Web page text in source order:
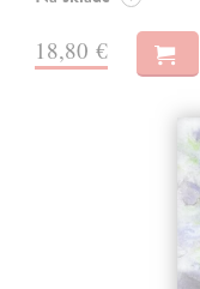
18,80 €